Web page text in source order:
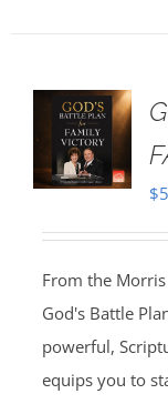
$
From the
God's Battle
powerful,
equips you to